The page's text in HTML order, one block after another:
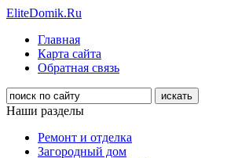
EliteDomik.Ru
Главная
Карта сайта
Обратная связь
Наши разделы
Ремонт и отделка
Загородный дом